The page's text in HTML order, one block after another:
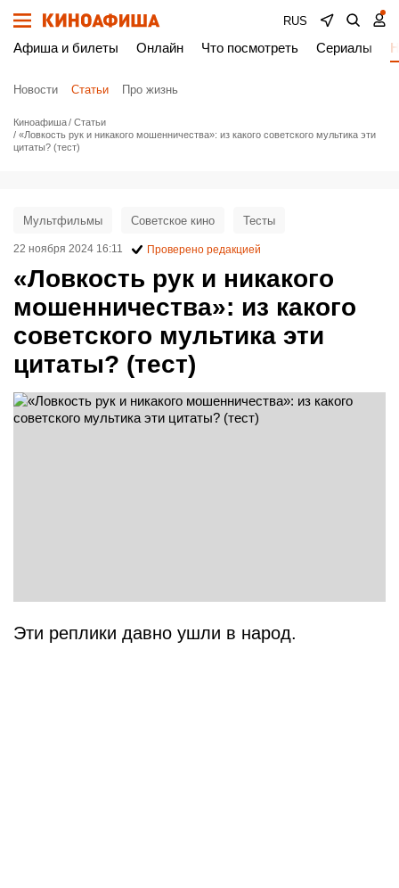
RUS
Афиша и билеты Онлайн Что посмотреть Сериалы
Новости Статьи Про жизнь
Киноафиша
Статьи
«Ловкость рук и никакого мошенничества»: из какого советского мультика эти
цитаты? (тест)
«Ловкость рук и никакого
мошенничества»: из какого
советского мультика эти
цитаты? (тест)
Мультфильмы Советское кино Тесты
22 ноября 2024 16:11 Проверено редакцией
Эти реплики давно ушли в народ.